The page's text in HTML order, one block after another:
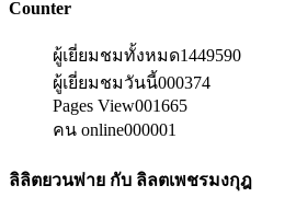
Counter
ผู้เยี่ยมชมทั้งหมด1449590
ผู้เยี่ยมชมวันนี้000374
Pages View001665
คน online000001
ลิลิตยวนพ่าย กับ ลิลตเพชรมงกุฎ